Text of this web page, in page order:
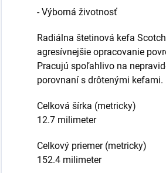
- Výborná životnosť
Radiálna štetinová kefa
agresívnejšie opracovanie
Pracujú spoľahlivo na
porovnaní s drôtenými kefami.
Celková šírka (metricky)
12.7 milimeter
Celkový priemer (metricky)
152.4 milimeter